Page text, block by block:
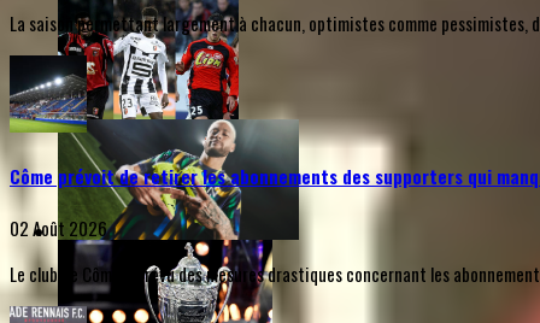
La saison permettant largement à chacun, optimistes comme pessimistes,
Côme prévoit de retirer les abonnements des supporters qui
02 Août 2026
Le club de Côme a prévu des mesures drastiques concernant les